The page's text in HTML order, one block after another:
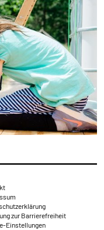
zur Barrierefreiheit
Einstellungen